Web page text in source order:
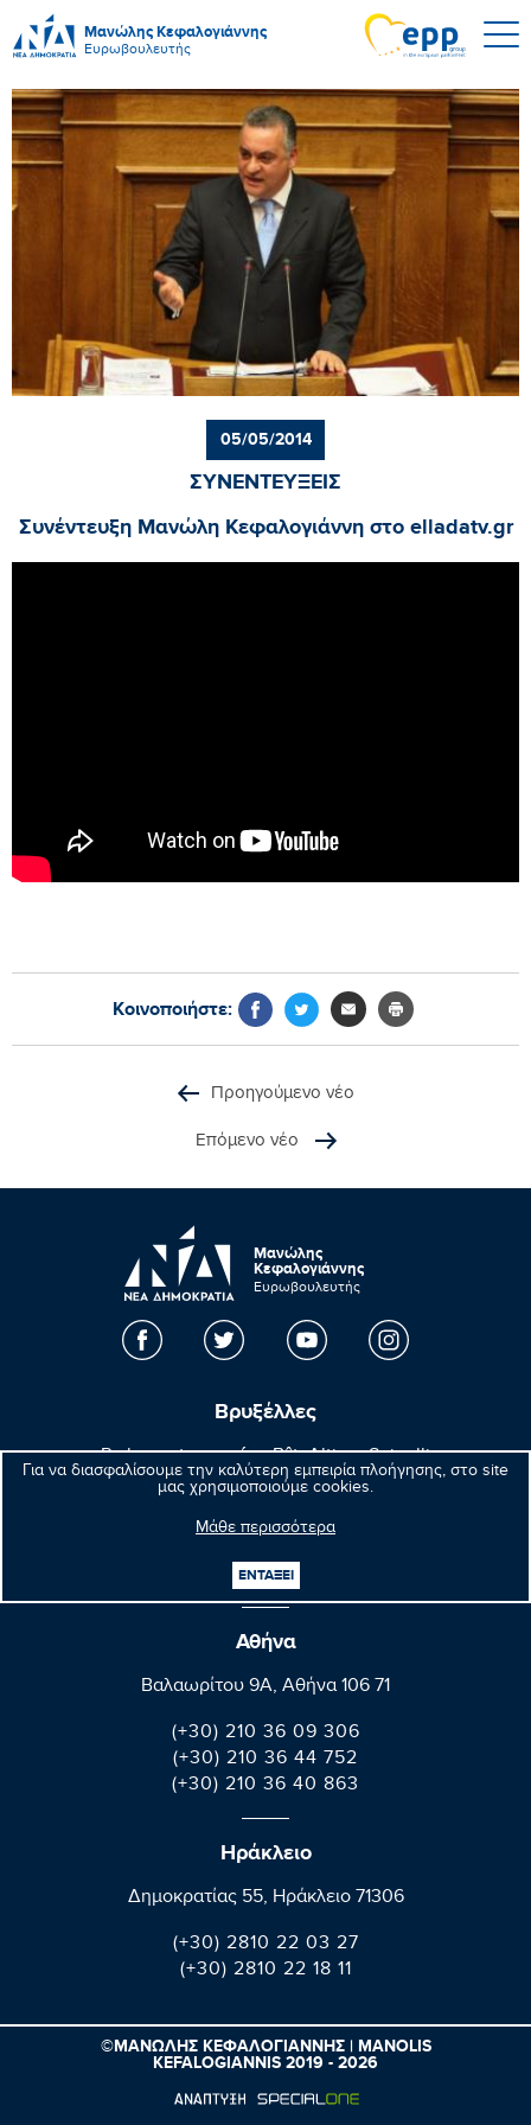
Μανώλης Κεφαλογιάννης
Ευρωβουλευτής
Για να διασφαλίσουμε την καλύτερη εμπειρία πλοήγησης, στο site
μας χρησιμοποιούμε cookies.
Μάθε περισσότερα
ΕΝΤΑΞΕΙ
05/05/2014
ΣΥΝΕΝΤΕΥΞΕΙΣ
Συνέντευξη Μανώλη Κεφαλογιάννη στο elladatv.gr
Κοινοποιήστε:
Προηγούμενο νέο
Επόμενο νέο
Μανώλης
Κεφαλογιάννης
Ευρωβουλευτής
Βρυξέλλες
Parlement européen Bât. Altiero Spinelli
08E165 60, rue Wiertz / Wiertzstraat 60
B-1047 Bruxelles/Brussel
+32(0)2 28 49570
Αθήνα
Βαλαωρίτου 9A, Aθήνα 106 71
(+30) 210 36 09 306
(+30) 210 36 44 752
(+30) 210 36 40 863
Ηράκλειο
Δημοκρατίας 55, Ηράκλειο 71306
(+30) 2810 22 03 27
(+30) 2810 22 18 11
©ΜΑΝΩΛΗΣ ΚΕΦΑΛΟΓΙΑΝΝΗΣ | MANOLIS
KEFALOGIANNIS 2019 - 2026